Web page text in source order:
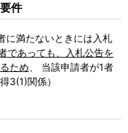
件
に満たないときには入札
であっても、入札公告を
ため 、 当該申請者が1者
3(1)関係）